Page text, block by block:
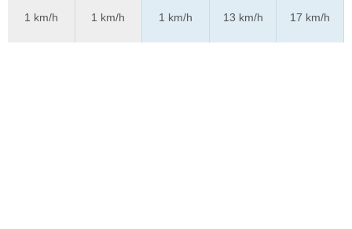
1 km/h
1 km/h
1 km/h
13 km/h
17 km/h